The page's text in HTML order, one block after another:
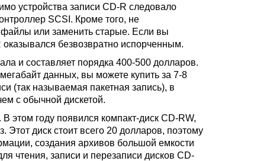
устройства записи CD-R следовало
SCSI. Кроме того, не
файлы или заменить старые. Если вы
безвозвратно испорченным.
и составляет порядка 400-500 долларов.
данных, вы можете купить за 7-8
(так называемая пакетная запись), в
с обычной дискетой.
этом году появился компакт-диск CD-RW,
диск стоит всего 20 долларов, поэтому
создания архивов большой емкости
чтения, записи и перезаписи дисков CD-